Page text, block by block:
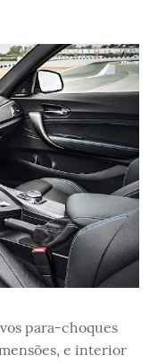
para-choques
e interior